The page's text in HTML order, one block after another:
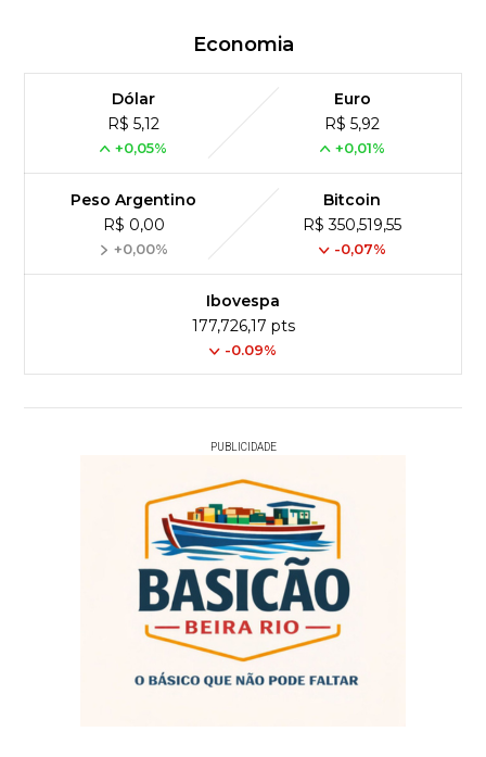
Economia
Dólar
R$ 5,12
+0,05%
Euro
R$ 5,92
+0,01%
Peso Argentino
R$ 0,00
+0,00%
Bitcoin
R$ 350,519,55
-0,07%
Ibovespa
177,726,17 pts
-0.09%
PUBLICIDADE